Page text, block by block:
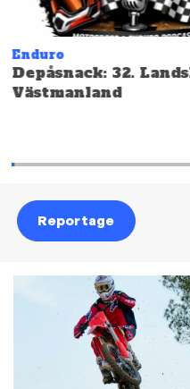
Enduro
Depåsnack: 32.
Västmanland
Reportage